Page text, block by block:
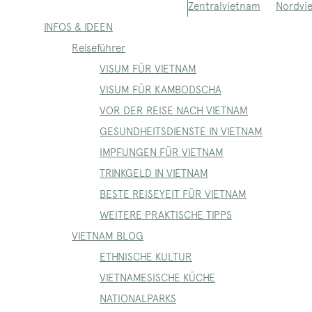
Zentralvietnam
INFOS & IDEEN
Reiseführer
VISUM FÜR VIETNAM
VISUM FÜR KAMBODSCHA
VOR DER REISE NACH VIETNAM
GESUNDHEITSDIENSTE IN VIETNAM
IMPFUNGEN FÜR VIETNAM
TRINKGELD IN VIETNAM
BESTE REISEYEIT FÜR VIETNAM
WEITERE PRAKTISCHE TIPPS
VIETNAM BLOG
ETHNISCHE KULTUR
VIETNAMESISCHE KÜCHE
NATIONALPARKS